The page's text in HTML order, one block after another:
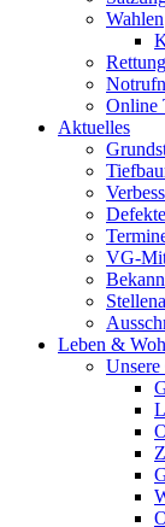
Wahlen
Online
Aktuelles
VG-
Leben &
Unsere